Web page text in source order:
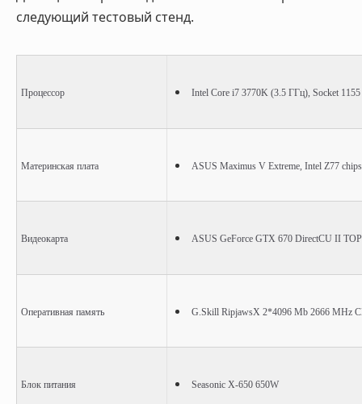
следующий тестовый стенд.
Процессор Intel Core i7 3770K (3.5 ГГц), Socket 1155
Материнская плата ASUS Maximus V Extreme, Intel Z77
Видеокарта ASUS GeForce GTX 670 DirectCU II TOP
Оперативная память G.Skill RipjawsX 2*4096 Mb 2666 MHz
Блок питания Seasonic X-650 650W